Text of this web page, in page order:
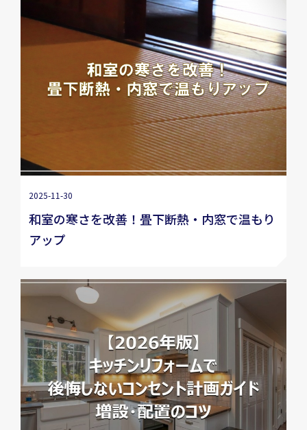
2025-11-30
和室の寒さを改善！畳下断熱・内窓で温もり
アップ